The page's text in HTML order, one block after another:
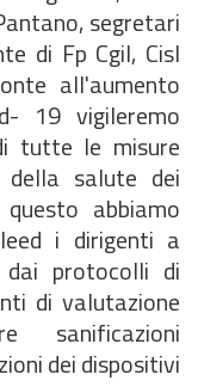
segretari
di Fp Cgil, Cisl
all'aumento
19 vigileremo
tutte le misure
salute dei
abbiamo
i dirigenti a
protocolli di
di valutazione
dei dispositivi